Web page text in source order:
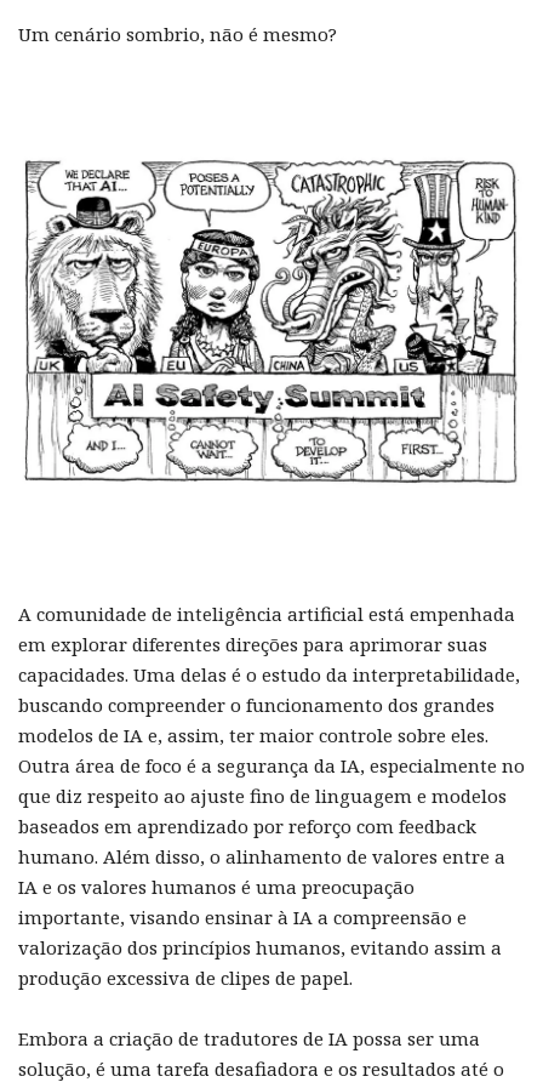
Um cenário sombrio, não é mesmo?
A comunidade de inteligência artificial está empenhada
em explorar diferentes direções para aprimorar suas
capacidades. Uma delas é o estudo da interpretabilidade,
buscando compreender o funcionamento dos grandes
modelos de IA e, assim, ter maior controle sobre eles.
Outra área de foco é a segurança da IA, especialmente no
que diz respeito ao ajuste fino de linguagem e modelos
baseados em aprendizado por reforço com feedback
humano. Além disso, o alinhamento de valores entre a
IA e os valores humanos é uma preocupação
importante, visando ensinar à IA a compreensão e
valorização dos princípios humanos, evitando assim a
produção excessiva de clipes de papel.
Embora a criação de tradutores de IA possa ser uma
solução, é uma tarefa desafiadora e os resultados até o